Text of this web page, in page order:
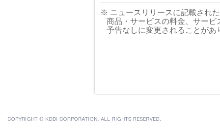
※ ニュースリリースに記載され
商品・サービスの料金、サー
予告なしに変更されることが